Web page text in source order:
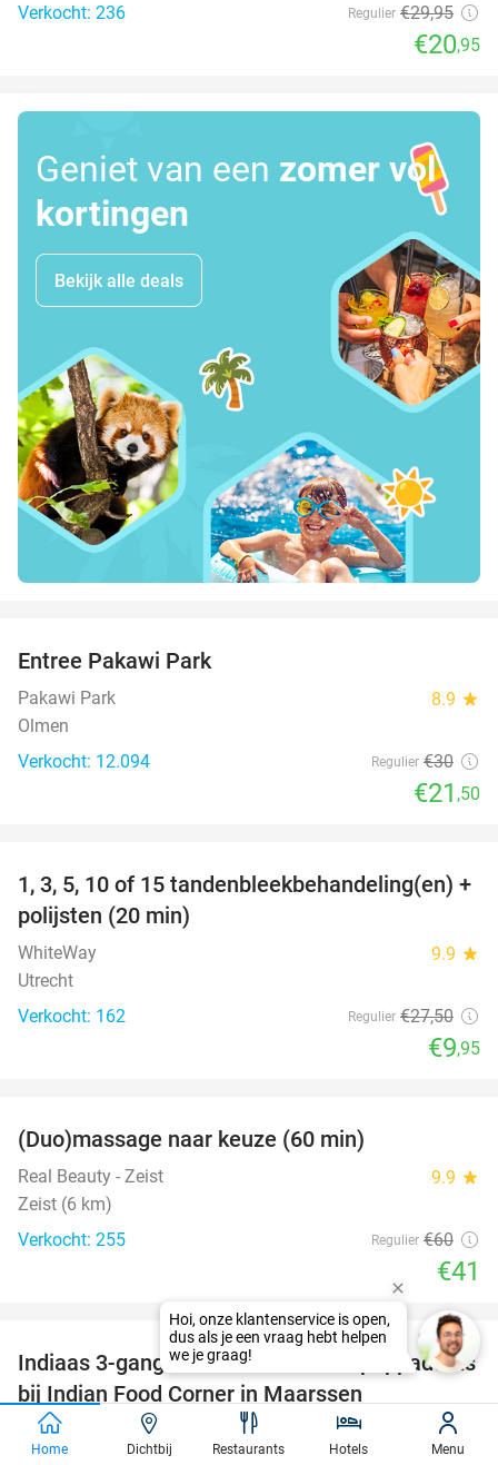
Verkocht: 236
Regulier €29,95
€20,95
Geniet van een zomer vol
kortingen
Bekijk alle deals
Entree Pakawi Park
Pakawi Park 8.9 star
Olmen
Verkocht: 12.094
Regulier €30
€21 ,50
64%
1, 3, 5, 10 of 15 tandenbleekbehandeling(en) +
polijsten (20 min)
WhiteWay 9.9 star
Utrecht
Verkocht: 162
Regulier €27,50
€9,95
(Duo)massage naar keuze (60 min)
Real Beauty - Zeist 9.9 star
Zeist (6 km)
Verkocht: 255
Regulier €60
€41
36%
favorite_border
Indiaas 3-gangendiner à la carte + pappadums
bij Indian Food Corner in Maarssen
Indian Food Corner 9.6
Maarssen (6 km)
Home Dichtbij Restaurants Hotels Menu